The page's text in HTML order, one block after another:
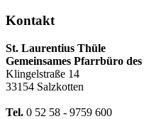
Kontakt
St. Laurentius Thüle
Gemeinsames Pfarrbüro
Klingelstraße 14
33154 Salzkotten
Tel. 0 52 58 - 9759 600